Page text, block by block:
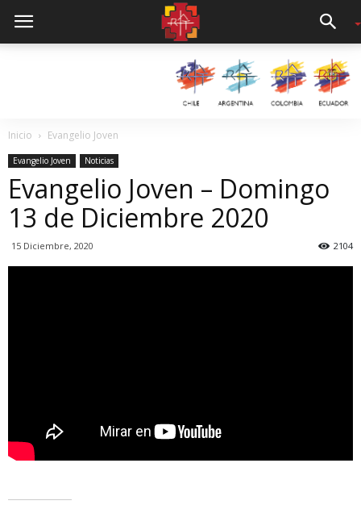
Inicio Evangelio Joven
Evangelio Joven Noticias
Evangelio Joven – Domingo
13 de Diciembre 2020
15 Diciembre, 2020 2104